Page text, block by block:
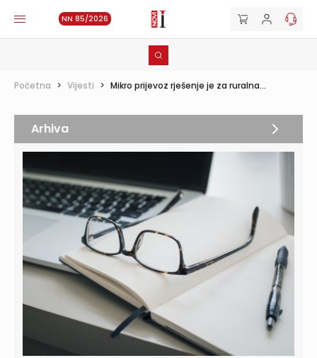
NN 85/2026
Početna > Vijesti > Mikro prijevoz rješenje je za ruralna...
Arhiva